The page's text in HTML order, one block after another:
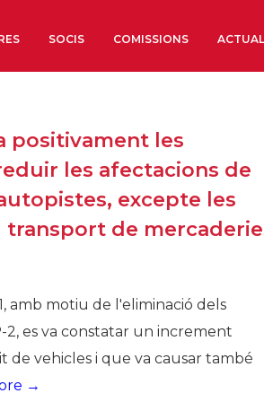
Òrgans de Govern
Òrgans Consultius
Estructura Executiva
Institut d’Estudis
Organitzacions
Organitzacions
SOCIS COMISSIONS
positivament les
les afectacions de
excepte les
transport de
amb motiu de l'eliminació dels
2, es va constatar un increment
de vehicles i que va causar també
→